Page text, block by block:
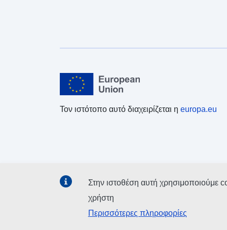
Τον ιστότοπο αυτό διαχειρίζεται η europa.eu
Στην ιστοθέση αυτή χρησιμοποιούμε
χρήστη
Περισσότερες πληροφορίες